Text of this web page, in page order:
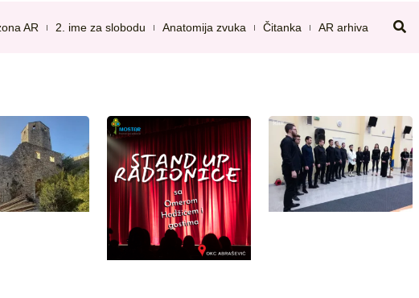
AR 2. ime za slobodu Anatomija zvuka Čitanka AR arhiva